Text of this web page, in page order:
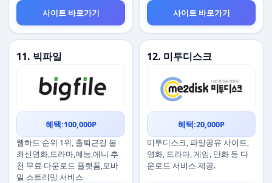
사이트 바로가기
사이트 바로가기
11. 빅파일
혜택:100,000P
웹하드 순위 1위, 출퇴근길 볼
최신영화,드라마,예능,애니 추
천 무료 다운로드 플랫폼,모바
일 스트리밍 서비스
12. 미투디스크
혜택:20,000P
미투디스크, 파일공유 사이트,
영화, 드라마, 게임, 만화 등 다
운로드 서비스 제공.